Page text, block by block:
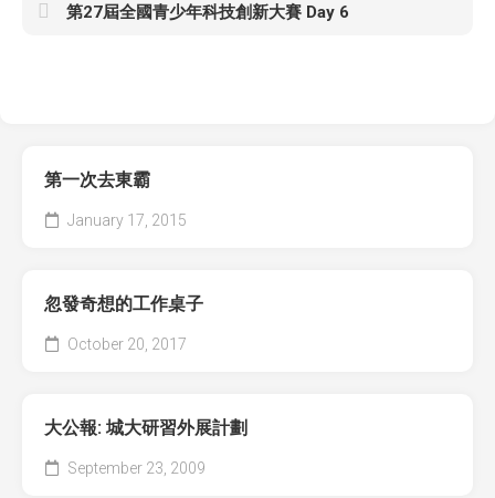
第27屆全國青少年科技創新大賽 Day 6
第一次去東霸
January 17, 2015
忽發奇想的工作桌子
October 20, 2017
大公報: 城大研習外展計劃
September 23, 2009